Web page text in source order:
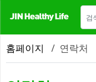
장 안내 새소식
홈페이지 / 연락처